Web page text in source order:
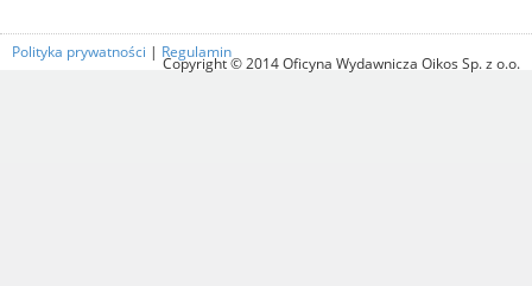
Polityka prywatności | Regulamin
Copyright © 2014 Oficyna Wydawnicza Oikos Sp. z o.o.